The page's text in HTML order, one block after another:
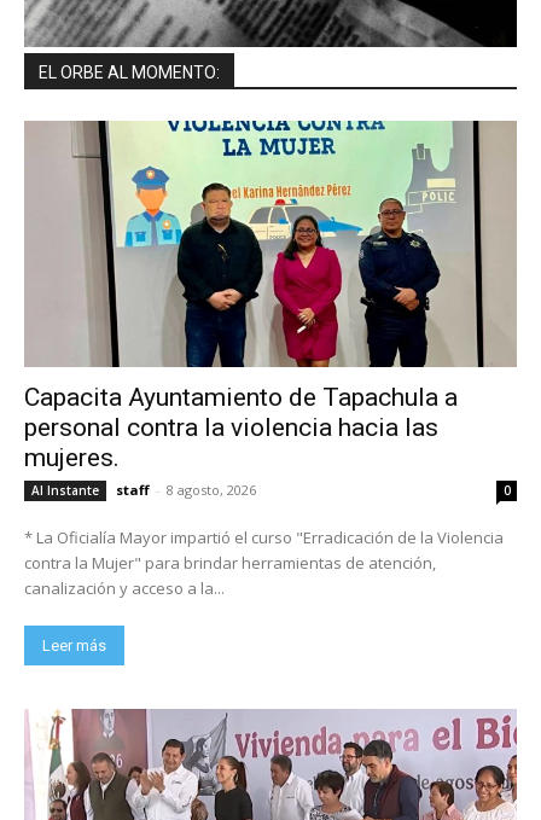
EL ORBE AL MOMENTO:
Capacita Ayuntamiento de Tapachula a
personal contra la violencia hacia las
mujeres.
Al Instante staff - 8 agosto, 2026 0
* La Oficialía Mayor impartió el curso "Erradicación de la Violencia
contra la Mujer" para brindar herramientas de atención,
canalización y acceso a la...
Leer más